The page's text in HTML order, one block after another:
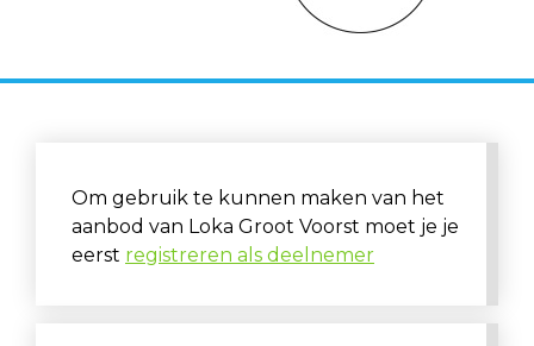
Om gebruik te kunnen maken van het
aanbod van Loka Groot Voorst moet je je
eerst registreren als deelnemer